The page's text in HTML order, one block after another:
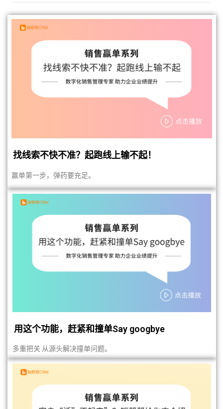
找线索不快不准？起跑线上输不起！
赢单第一步，弹药要充足。
用这个功能，赶紧和撞单Say googbye
多重把关 从源头解决撞单问题。